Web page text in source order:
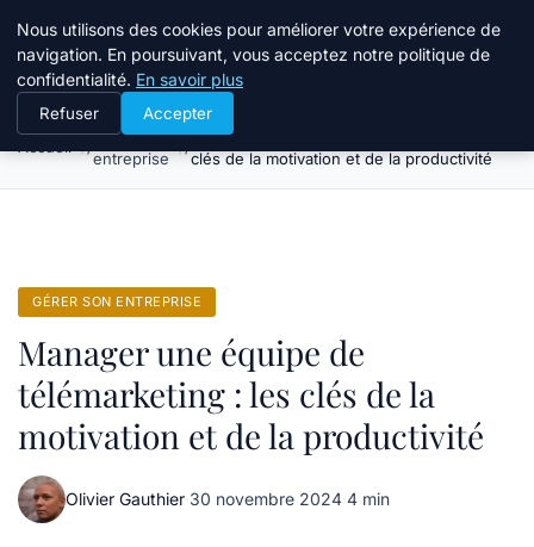
Bible Telemarketing
Gérer son
entreprise
Manager une équipe de télémarketing : les
clés de la motivation et de la productivité
GÉRER SON ENTREPRISE
Manager une équipe de
télémarketing : les clés de la
motivation et de la productivité
Olivier Gauthier·30 novembre 2024·4 min
Nous utilisons des cookies pour améliorer votre expérience de
navigation. En poursuivant, vous acceptez notre politique de
confidentialité. En savoir plus
Refuser Accepter